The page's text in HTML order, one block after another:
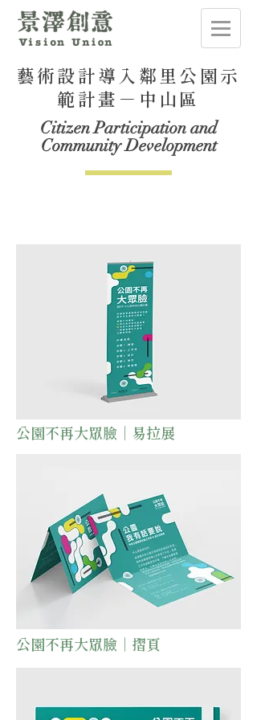
藝術設計導入鄰里公園示
範計畫－中山區
Citizen Participation and
Community Development
公園不再大眾臉｜易拉展
公園不再大眾臉｜摺頁